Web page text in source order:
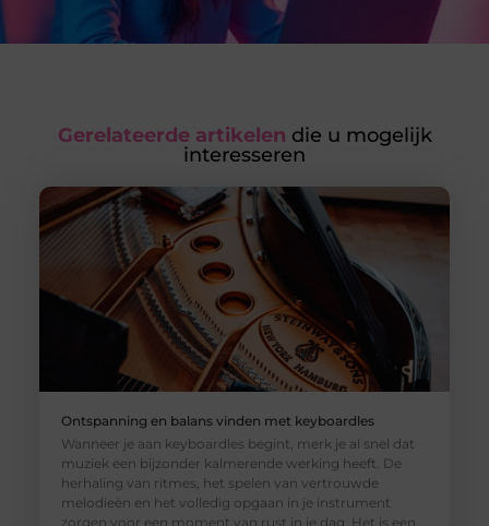
Gerelateerde artikelen die u mogelijk
interesseren
Ontspanning en balans vinden met keyboardles
Wanneer je aan keyboardles begint, merk je al snel dat
muziek een bijzonder kalmerende werking heeft. De
herhaling van ritmes, het spelen van vertrouwde
melodieën en het volledig opgaan in je instrument
zorgen voor een moment van rust in je dag. Het is een